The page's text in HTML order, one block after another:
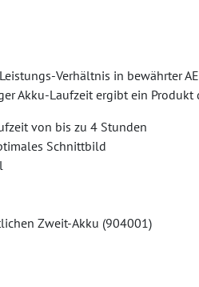
Verhältnis in bewährter
Akku-Laufzeit ergibt ein Produkt
von bis zu 4 Stunden
Schnittbild
Zweit-Akku (904001)